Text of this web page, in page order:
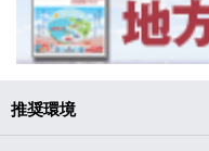
推奨環境